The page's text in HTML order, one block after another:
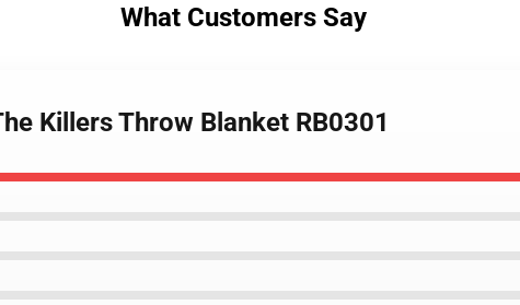
What Customers Say
Killers Throw Blanket RB0301